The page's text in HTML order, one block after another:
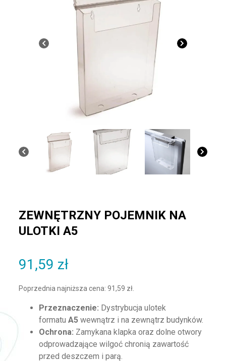
ZEWNĘTRZNY POJEMNIK NA
ULOTKI A5
91,59 zł
Poprzednia najniższa cena:91,59 zł
Przeznaczenie: Dystrybucja ulotek
formatuA5 wewnątrz i na zewnątrz budynków.
Ochrona: Zamykana klapka oraz dolne otwory
odprowadzające wilgoć chronią zawartość
przed deszczem i parą.